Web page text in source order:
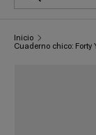
Inicio
Cuaderno chico: Forty